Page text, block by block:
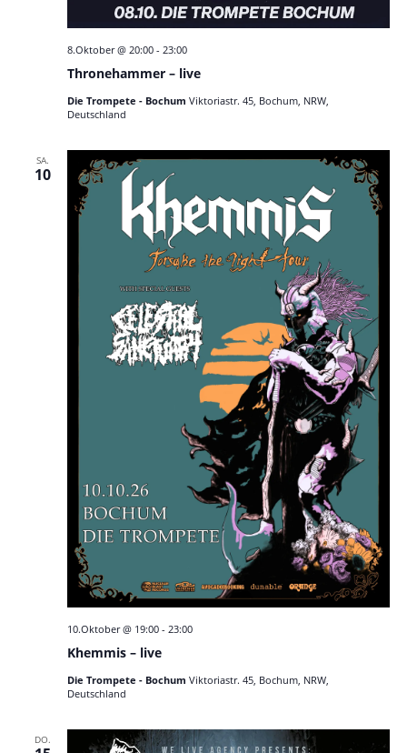
Thronehammer – live
8.Oktober @ 20:00- 23:00
Die Trompete - Bochum Viktoriastr. 45, Bochum, NRW,
Deutschland
SA.
10
Khemmis – live
10.Oktober @ 19:00- 23:00
Die Trompete - Bochum Viktoriastr. 45, Bochum, NRW,
Deutschland
DO.